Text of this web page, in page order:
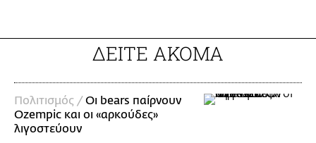
ΔΕΙΤΕ ΑΚΟΜΑ
Πολιτισμός /Οι bears παίρνουν
Ozempic και οι «αρκούδες»
λιγοστεύουν